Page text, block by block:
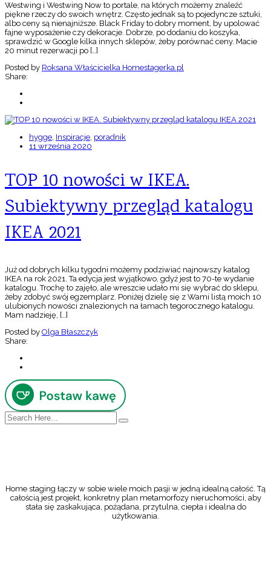
Westwing i Westwing Now to portale, na których możemy znaleźć
piękne rzeczy do swoich wnętrz. Często jednak są to pojedyncze sztuki,
albo ceny są nienajniższe. Black Friday to dobry moment, by upolować
fajne wyposażenie czy dekoracje. Dobrze, po dodaniu do koszyka,
sprawdzić w Google kilka innych sklepów, żeby porównać ceny. Macie
20 minut rezerwacji po […]
Posted by Roksana Właścicielka Homestagerka.pl
Share:
hygge, Inspiracje, poradnik
11 września 2020
TOP 10 nowości w IKEA.
Subiektywny przegląd katalogu
IKEA 2021
Już od dobrych kilku tygodni możemy podziwiać najnowszy katalog
IKEA na rok 2021. Ta edycja jest wyjątkowo, gdyż jest to 70-te wydanie
katalogu. Trochę to zajęło, ale wreszcie udało mi się wybrać do sklepu,
żeby zdobyć swój egzemplarz. Poniżej dzielę się z Wami listą moich 10
ulubionych nowości znalezionych na łamach tegorocznego katalogu.
Mam nadzieję, […]
Posted by Olga Błaszczyk
Share:
Home staging łączy w sobie wiele moich pasji w jedną idealną całość. Tą
całością jest projekt, konkretny plan metamorfozy nieruchomości, aby
stała się zaskakująca, pożądana, przytulna, ciepła i idealna do
użytkowania.